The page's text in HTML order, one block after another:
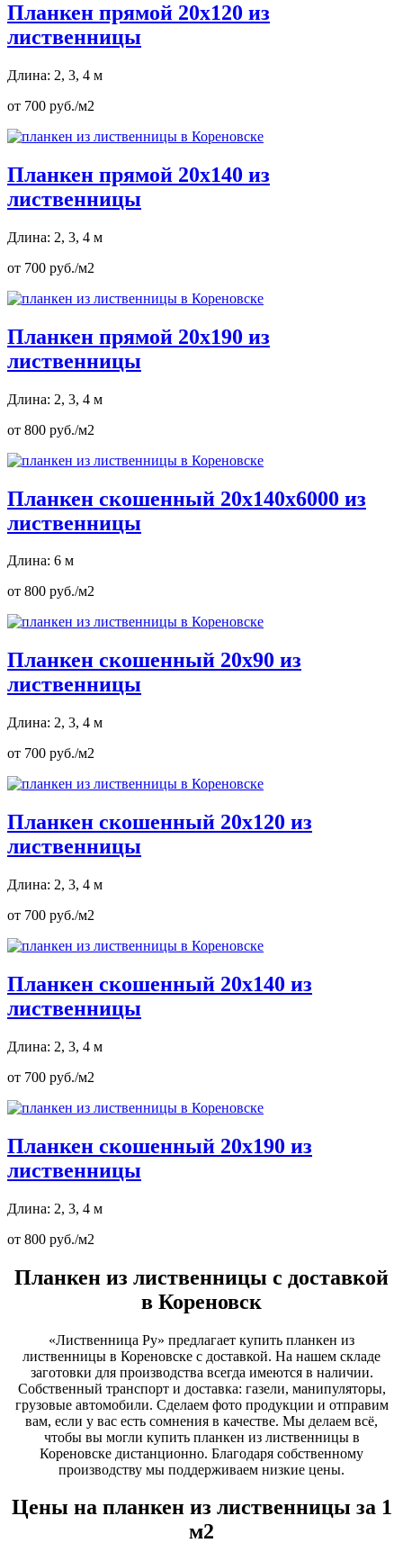
Планкен прямой 20х120 из
лиственницы
Длина: 2, 3, 4 м
от 700 руб./м2
Планкен прямой 20х140 из
лиственницы
Длина: 2, 3, 4 м
от 700 руб./м2
Планкен прямой 20х190 из
лиственницы
Длина: 2, 3, 4 м
от 800 руб./м2
Планкен скошенный 20х140х6000 из
лиственницы
Длина: 6 м
от 800 руб./м2
Планкен скошенный 20х90 из
лиственницы
Длина: 2, 3, 4 м
от 700 руб./м2
Планкен скошенный 20х120 из
лиственницы
Длина: 2, 3, 4 м
от 700 руб./м2
Планкен скошенный 20х140 из
лиственницы
Длина: 2, 3, 4 м
от 700 руб./м2
Планкен скошенный 20х190 из
лиственницы
Длина: 2, 3, 4 м
от 800 руб./м2
Планкен из лиственницы с доставкой
в Кореновск
«Лиственница Ру» предлагает купить планкен из
лиственницы в Кореновске с доставкой. На нашем складе
заготовки для производства всегда имеются в наличии.
Собственный транспорт и доставка: газели, манипуляторы,
грузовые автомобили. Сделаем фото продукции и отправим
вам, если у вас есть сомнения в качестве. Мы делаем всё,
чтобы вы могли купить планкен из лиственницы в
Кореновске дистанционно. Благодаря собственному
производству мы поддерживаем низкие цены.
Цены на планкен из лиственницы за 1
м2